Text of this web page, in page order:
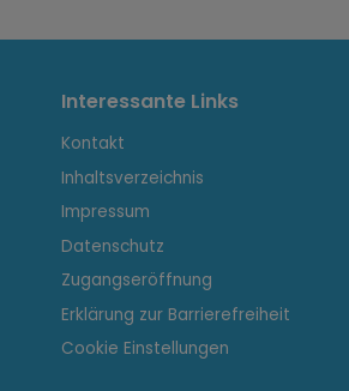
I
n
t
Interessante Links
Kontakt
Inhaltsverzeichnis
Impressum
Datenschutz
Zugangseröffnung
Erklärung zur Barrierefreiheit
Cookie Einstellungen